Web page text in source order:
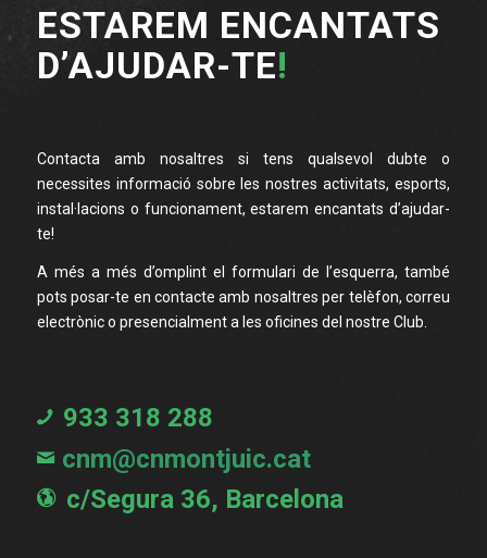
ESTAREM ENCANTATS
D’AJUDAR-TE!
Contacta amb nosaltres si tens qualsevol dubte o
necessites informació sobre les nostres activitats, esports,
instal·lacions o funcionament, estarem encantats d’ajudar-
te!
A més a més d’omplint el formulari de l’esquerra, també
pots posar-te en contacte amb nosaltres per telèfon, correu
electrònic o presencialment a les oficines del nostre Club.
933 318 288
cnm@cnmontjuic.cat
c/Segura 36, Barcelona